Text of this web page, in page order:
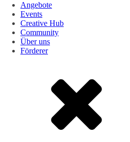
Angebote
Events
Creative Hub
Community
Über uns
Förderer